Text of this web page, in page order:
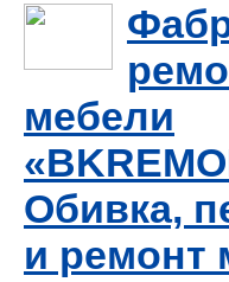
мебели
Обивка,
и ремонт